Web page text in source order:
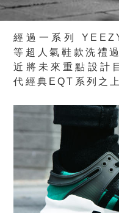
經過一系列
等超人氣鞋款洗
近將未來重點設計
代經典EQT系列之上